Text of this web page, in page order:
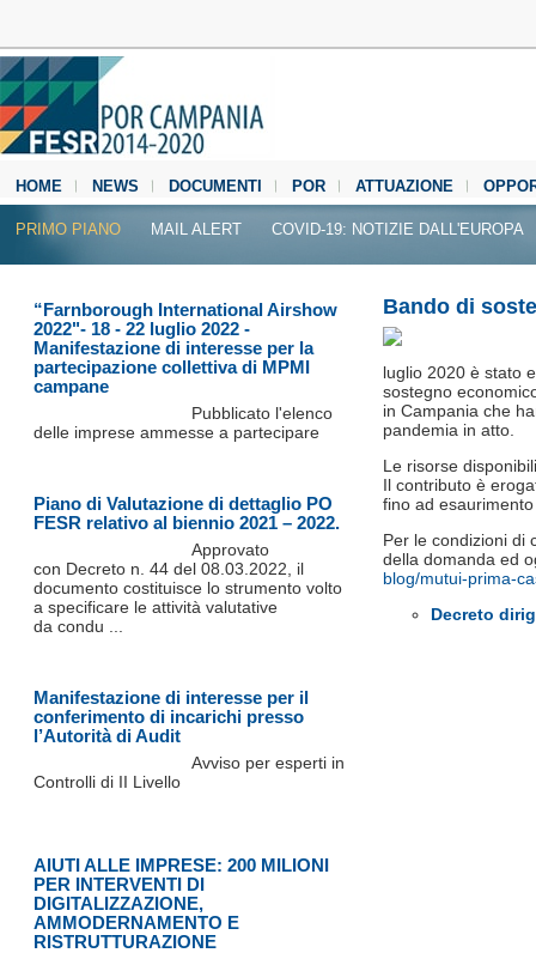
HOME NEWS DOCUMENTI POR ATTUAZIONE
MEDIA CENTER
PRIMO PIANO MAIL ALERT COVID-19: NOTIZIE DALL'EUROPA
Bando di
luglio 2020 è stato
sostegno
in Campania che
pandemia in atto.
Le risorse
Il contributo è
fino ad
Per le condizioni di
della domanda ed
blog/mutui-prima-
Decreto
“Farnborough International Airshow
2022"- 18 - 22 luglio 2022 -
Manifestazione di interesse per la
partecipazione collettiva di MPMI
campane
Pubblicato l'elenco
delle imprese ammesse a partecipare
Piano di Valutazione di dettaglio PO
FESR relativo al biennio 2021 – 2022.
Approvato
con Decreto n. 44 del 08.03.2022, il
documento costituisce lo strumento volto
a specificare le attività valutative
da condu ...
Manifestazione di interesse per il
conferimento di incarichi presso
l’Autorità di Audit
Avviso per esperti in
Controlli di II Livello
AIUTI ALLE IMPRESE: 200 MILIONI
PER INTERVENTI DI
DIGITALIZZAZIONE,
AMMODERNAMENTO E
RISTRUTTURAZIONE